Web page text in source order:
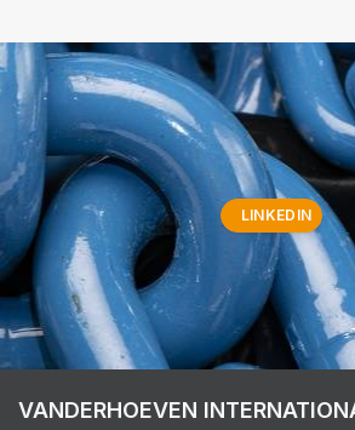
LINKEDIN
VANDERHOEVEN